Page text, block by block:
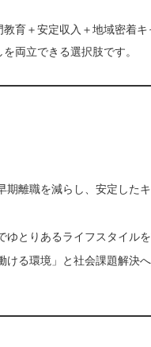
育＋安定収入＋地域密着
両立できる選択肢です。
離職を減らし、安定した
とりあるライフスタイルを
る環境」と社会課題解決